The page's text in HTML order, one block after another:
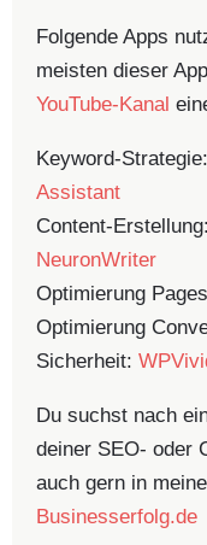
Folgende Apps
meisten dieser
YouTube-Kanal
Keyword-Strategie:
Assistant
Content-Erstellung:
NeuronWriter
Optimierung
Optimierung
Sicherheit:
Du suchst nach
deiner SEO- oder
auch gern in
Businesserfolg.de